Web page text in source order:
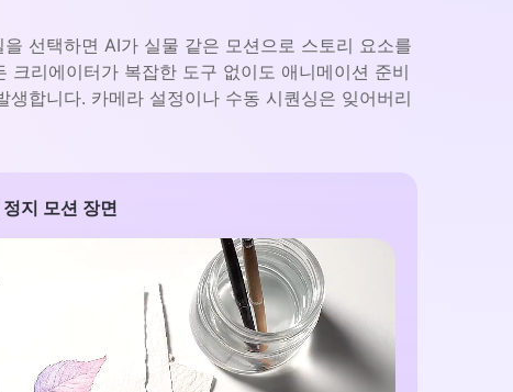
선택하면 AI가 실물 같은 모션으로 스토리 요소를
리에이터가 복잡한 도구 없이도 애니메이션 준비
합니다. 카메라 설정이나 수동 시퀀싱은 잊어버리
지 모션 장면